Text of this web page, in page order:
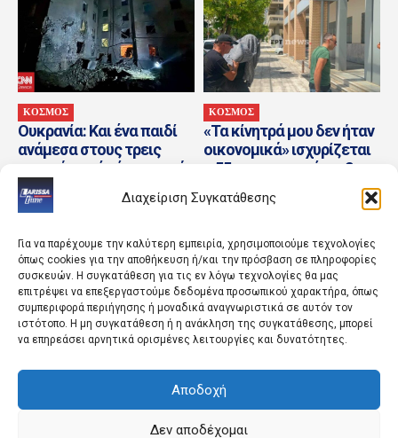
Διαχείριση Συγκατάθεσης
Για να παρέχουμε την καλύτερη εμπειρία, χρησιμοποιούμε τεχνολογίες
όπως cookies για την αποθήκευση ή/και την πρόσβαση σε πληροφορίες
συσκευών. Η συγκατάθεση για τις εν λόγω τεχνολογίες θα μας
επιτρέψει να επεξεργαστούμε δεδομένα προσωπικού χαρακτήρα, όπως
συμπεριφορά περιήγησης ή μοναδικά αναγνωριστικά σε αυτόν τον
ιστότοπο. Η μη συγκατάθεση ή η ανάκληση της συγκατάθεσης, μπορεί
να επηρεάσει αρνητικά ορισμένες λειτουργίες και δυνατότητες.
Αποδοχή
Δεν αποδέχομαι
ΚΟΣΜΟΣ
Ουκρανία: Και ένα παιδί
ανάμεσα στους τρεις
νεκρούς από νέα ρωσικά
χτυπήματα – Επτά...
ΚΟΣΜΟΣ
«Τα κίνητρά μου δεν ήταν
οικονομικά» ισχυρίζεται
ο 55χρονος που έκρυβε τη
σορό του...
Ιωάννης Βαρβιτσιώτης
(1933-2026): Μια ζωή στα
κοινά
Καναδάς: Σε κατάσταση
έκτακτης ανάγκης η
Βρετανική Κολομβία –
Διαρκείς εντολές